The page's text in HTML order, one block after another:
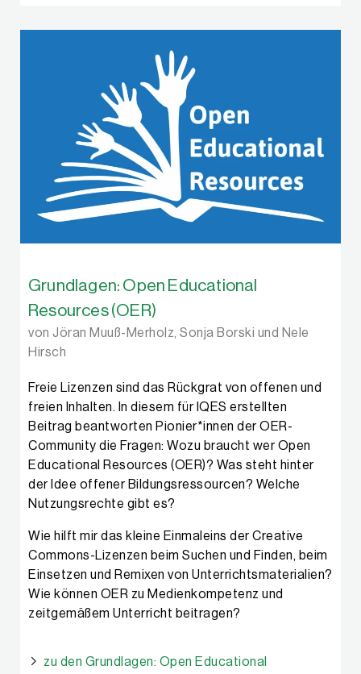
Grundlagen: Open Educational
Resources (OER)
von Jöran Muuß-Merholz, Sonja Borski und Nele
Hirsch
Freie Lizenzen sind das Rückgrat von offenen und
freien Inhalten. In diesem für IQES erstellten
Beitrag beantworten Pionier*innen der OER-
Community die Fragen: Wozu braucht wer Open
Educational Resources (OER)? Was steht hinter
der Idee offener Bildungsressourcen? Welche
Nutzungsrechte gibt es?
Wie hilft mir das kleine Einmaleins der Creative
Commons-Lizenzen beim Suchen und Finden, beim
Einsetzen und Remixen von Unterrichtsmaterialien?
Wie können OER zu Medienkompetenz und
zeitgemäßem Unterricht beitragen?
zu den Grundlagen: Open Educational